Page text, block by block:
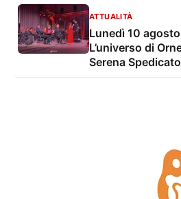
ATTUALITÀ
Lunedì 10
L’universo di
Serena